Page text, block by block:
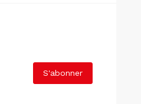
S'abonner